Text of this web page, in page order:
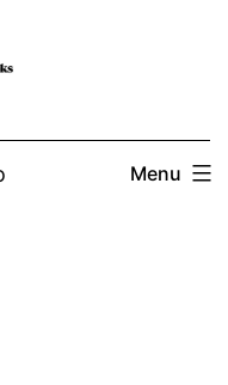
Menu